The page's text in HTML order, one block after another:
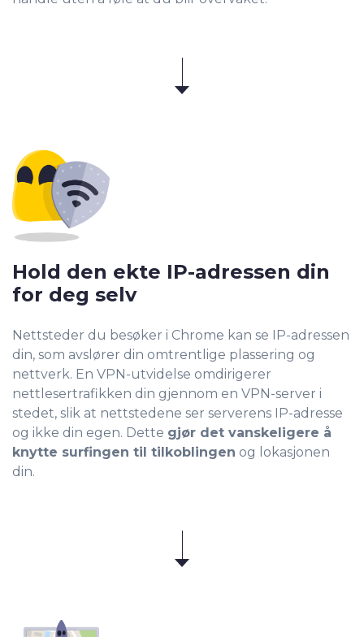
Hold den ekte IP-adressen din
for deg selv
Nettsteder du besøker i Chrome kan se IP-adressen
din, som avslører din omtrentlige plassering og
nettverk. En VPN-utvidelse omdirigerer
nettlesertrafikken din gjennom en VPN-server i
stedet, slik at nettstedene ser serverens IP-adresse
og ikke din egen. Dette gjør det vanskeligere å
knytte surfingen til tilkoblingen og lokasjonen
din.